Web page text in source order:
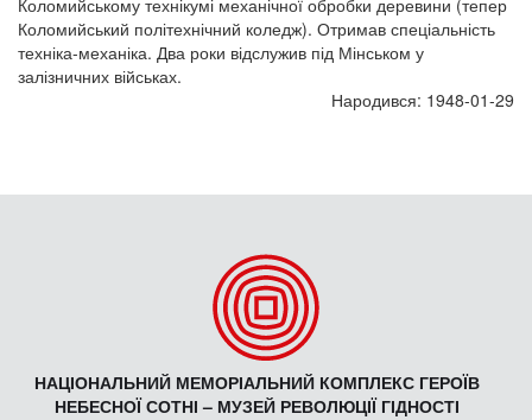
Коломийському технікумі механічної обробки деревини (тепер
Коломийський політехнічний коледж). Отримав спеціальність
техніка-механіка. Два роки відслужив під Мінськом у
залізничних військах.
Народився: 1948-01-29
НАЦІОНАЛЬНИЙ МЕМОРІАЛЬНИЙ КОМПЛЕКС ГЕРОЇВ
НЕБЕСНОЇ СОТНІ – МУЗЕЙ РЕВОЛЮЦІЇ ГІДНОСТІ